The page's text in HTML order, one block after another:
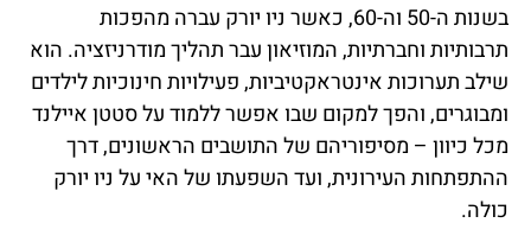
בשנות ה-50 וה-60, כאשר ניו יורק עברה מהפכות
תרבותיות וחברתיות, המוזיאון עבר תהליך מודרניזציה. הוא
שילב תערוכות אינטראקטיביות, פעילויות חינוכיות לילדים
ומבוגרים, והפך למקום שבו אפשר ללמוד על סטטן איילנד
מכל כיוון – מסיפוריהם של התושבים הראשונים, דרך
ההתפתחות העירונית, ועד השפעתו של האי על ניו יורק
כולה.